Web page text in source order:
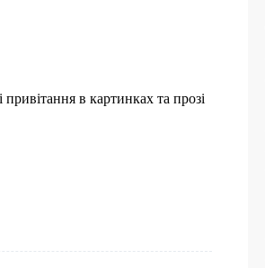
привітання в картинках та прозі